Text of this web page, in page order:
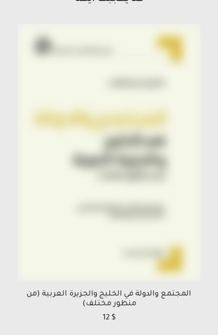
المجتمع والدولة في الخليج والجزيرة العربية (من
منظور مختلف)
12 $